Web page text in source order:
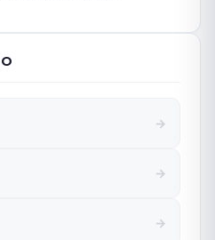
→
→
→